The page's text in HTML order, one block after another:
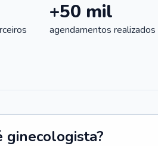
+50 mil
agendamentos realizados
ginecologista?